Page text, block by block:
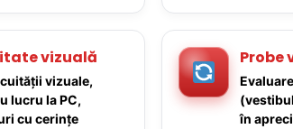
vizuală
vizuale,
lucru la PC,
cu cerințe
Probe
în